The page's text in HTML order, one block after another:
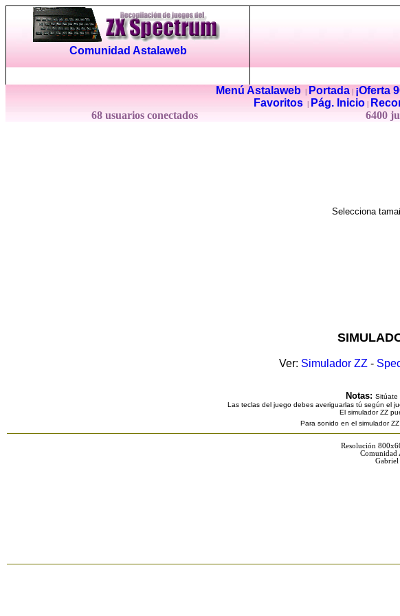
Comunidad Astalaweb
Menú Astalaweb| Portada| ¡Oferta
Favoritos
Pág. Inicio
68 usuarios conectados
6400
Selecciona
Ver: Simulador ZZ -
Notas: Sitúate
Las teclas del juego debes averiguarlas tú según el
El simulador ZZ
Para sonido en el simulador
Resolución
Comunidad
Gabriel